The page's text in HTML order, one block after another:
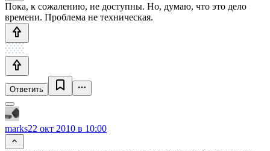
Пока, к сожалению, не доступны. Но, думаю, что это дело
времени. Проблема не техническая.
Ответить
marks22 окт 2010 в 10:00